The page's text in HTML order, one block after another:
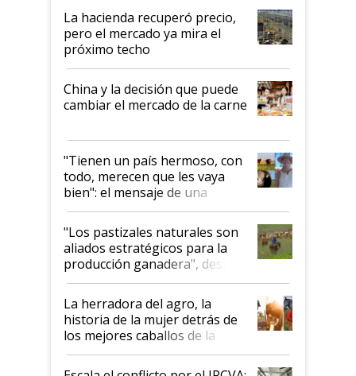
La hacienda recuperó precio,
pero el mercado ya mira el
próximo techo
China y la decisión que puede
cambiar el mercado de la carne
"Tienen un país hermoso, con
todo, merecen que les vaya
bien": el mensaje de una
ganadera uruguaya sobre las
oportunidades que se abren
para el agro en Argentina, con
foco en la carne
"Los pastizales naturales son
aliados estratégicos para la
producción ganadera", destaca
la iniciativa que ya reúne a 46
establecimientos en Argentina
La herradora del agro, la
historia de la mujer detrás de
los mejores caballos de la
Argentina y los mitos que
todavía hacen sufrir a estos